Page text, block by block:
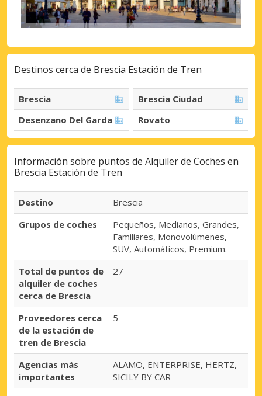
Destinos cerca de Brescia Estación de Tren
Brescia
Brescia Ciudad
Desenzano Del Garda
Rovato
Información sobre puntos de Alquiler de Coches en
Brescia Estación de Tren
Destino
Brescia
Grupos de coches
Pequeños, Medianos, Grandes,
Familiares, Monovolúmenes,
SUV, Automáticos, Premium.
Total de puntos de
alquiler de coches
cerca de Brescia
27
Proveedores cerca
de la estación de
tren de Brescia
5
Agencias más
importantes
ALAMO, ENTERPRISE, HERTZ,
SICILY BY CAR